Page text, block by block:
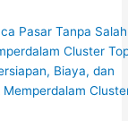
Pasar Tanpa Salah
Cluster
Biaya, dan
Memperdalam